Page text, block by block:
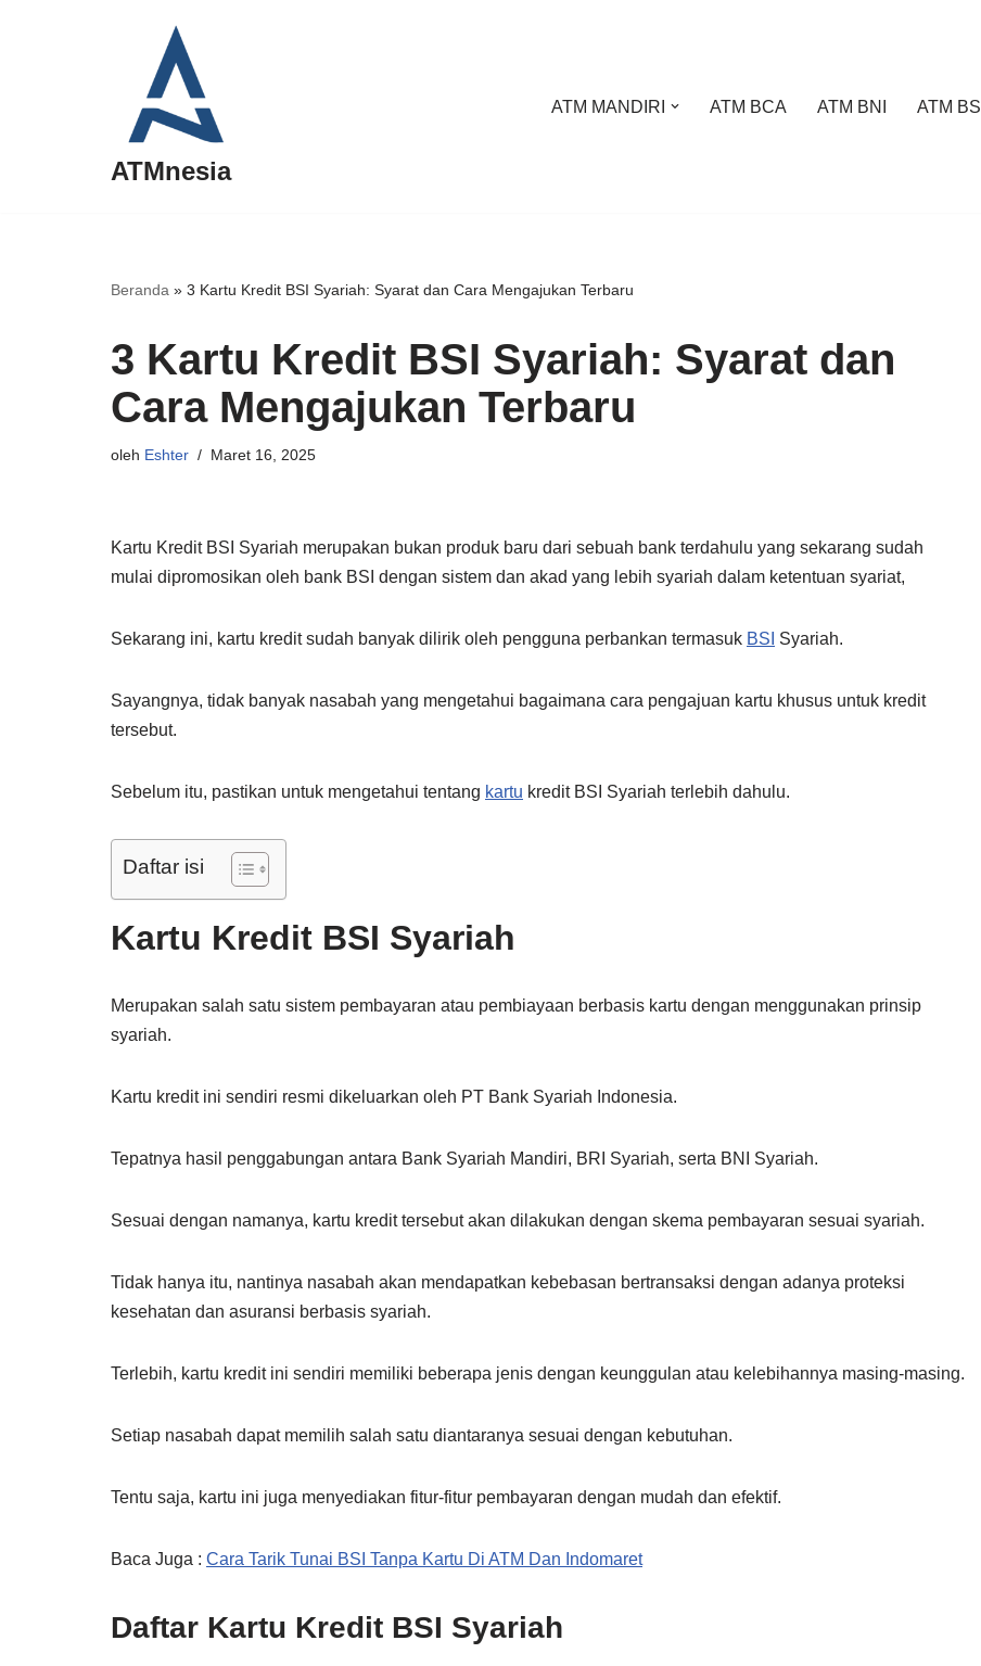
ATMnesia
ATM MANDIRI ATM BCA ATM BNI ATM BSI
Beranda » 3 Kartu Kredit BSI Syariah: Syarat dan Cara Mengajukan Terbaru
3 Kartu Kredit BSI Syariah: Syarat dan
Cara Mengajukan Terbaru
oleh Eshter Maret 16, 2025
Kartu Kredit BSI Syariah merupakan bukan produk baru dari sebuah bank terdahulu yang sekarang sudah
mulai dipromosikan oleh bank BSI dengan sistem dan akad yang lebih syariah dalam ketentuan syariat,
Sekarang ini, kartu kredit sudah banyak dilirik oleh pengguna perbankan termasuk BSI Syariah.
Sayangnya, tidak banyak nasabah yang mengetahui bagaimana cara pengajuan kartu khusus untuk kredit
tersebut.
Sebelum itu, pastikan untuk mengetahui tentang kartu kredit BSI Syariah terlebih dahulu.
Daftar isi
Kartu Kredit BSI Syariah
Merupakan salah satu sistem pembayaran atau pembiayaan berbasis kartu dengan menggunakan prinsip
syariah.
Kartu kredit ini sendiri resmi dikeluarkan oleh PT Bank Syariah Indonesia.
Tepatnya hasil penggabungan antara Bank Syariah Mandiri, BRI Syariah, serta BNI Syariah.
Sesuai dengan namanya, kartu kredit tersebut akan dilakukan dengan skema pembayaran sesuai syariah.
Tidak hanya itu, nantinya nasabah akan mendapatkan kebebasan bertransaksi dengan adanya proteksi
kesehatan dan asuransi berbasis syariah.
Terlebih, kartu kredit ini sendiri memiliki beberapa jenis dengan keunggulan atau kelebihannya masing-masing.
Setiap nasabah dapat memilih salah satu diantaranya sesuai dengan kebutuhan.
Tentu saja, kartu ini juga menyediakan fitur-fitur pembayaran dengan mudah dan efektif.
Baca Juga : Cara Tarik Tunai BSI Tanpa Kartu Di ATM Dan Indomaret
Daftar Kartu Kredit BSI Syariah